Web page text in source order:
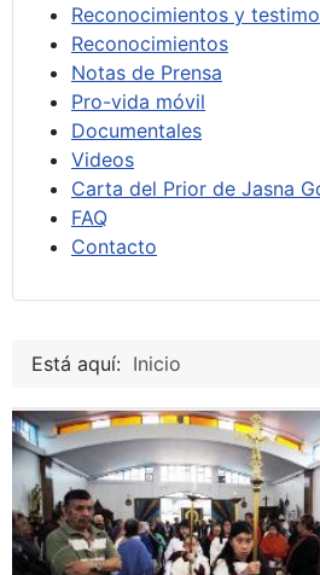
Reconocimientos y
Reconocimientos
Notas de Prensa
Pro-vida móvil
Documentales
Videos
Carta del Prior de Jasna
FAQ
Contacto
Está aquí: Inicio